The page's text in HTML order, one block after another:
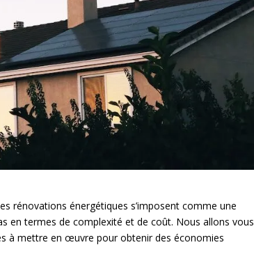
rénovations énergétiques s’imposent comme une
en termes de complexité et de coût. Nous allons vous
à mettre en œuvre pour obtenir des économies